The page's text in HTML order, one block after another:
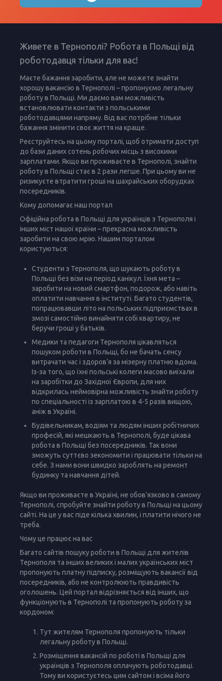
Живете в Тернополі? Робота в Польщі від
роботодавця тільки для вас!
Маєте бажання заробити, але не можете знайти
хорошу вакансію в Тернополі – пропонуємо легальну
роботу в Польщі. Ми даємо вам можливість
встановлювати контакти з польськими
роботодавцями напряму. Від вас потрібне тільки
бажання змінити своє життя на краще.
Реєструйтесь на цьому порталі, щоб отримати доступ
до бази даних сотень робочих місць з високими
зарплатами. Якщо ви проживаєте в Тернополі, знайти
роботу в Польщі стає в 2 рази легше. При цьому ви не
ризикуєте втратити гроші на шахрайських оборудках
посередників.
Кому допомагає наш портал
Офіційна робота в Польщі для українців з Тернополя і
інших міст нашої країни – прекрасна можливість
заробити на свою мрію. Нашим порталом
користуються:
Студенти з Тернополя, що шукають роботу в
Польщі без візи на період канікул. Їхня мета –
заробити на новий смартфон, подорож, або навіть
оплатити навчання в інституті. Багато студентів,
попрацювавши літо на польських підприємствах в
змозі самостійно винайняти собі квартиру, не
беручи гроші у батьків.
Медики та педагоги Тернополя цікавляться
пошуком роботи в Польщі, бо не бачать сенсу
витрачати час і здоров’я за мізерну платню вдома.
Із-за того, що їхні польські колеги масово виїхали
на заробітки до Західної Європи, для них
відкрилась неймовірна можливість знайти роботу
по спеціальності із зарплатою в 4-5 разів вищою,
аніж в Україні.
Будівельникам, водіям та людям інших робітничих
професій, які мешкають в Тернополі, буде цікава
робота в Польщі без посередників. Так вони
зможуть суттєво зекономити і працювати тільки на
себе. З нами вони швидко зароблять на ремонт
будинку та навчання дітей.
Якщо ви проживаєте в Україні, не обов’язково в самому
Тернополі, спробуйте знайти роботу в Польщі на цьому
сайті. На це у вас піде кілька хвилин, і платити нічого не
треба.
Чому це працює на вас
Багато сайтів пошуку роботи в Польщі для жителів
Тернополя та інших великих і малих українських міст
пропонують платну підписку, розміщують вакансії від
посередників, або не контролюють правдивість
оголошень. Цей портал відрізняється від інших, що
функціонують в Тернополі та пропонують роботу за
кордоном:
Тут жителям Тернополя пропонують тільки
легальну роботу в Польщі.
Розміщення вакансій по роботі в Польщі для
українців з Тернополя оплачують роботодавці.
Тому ви користуєтесь цим сайтом і всіма його